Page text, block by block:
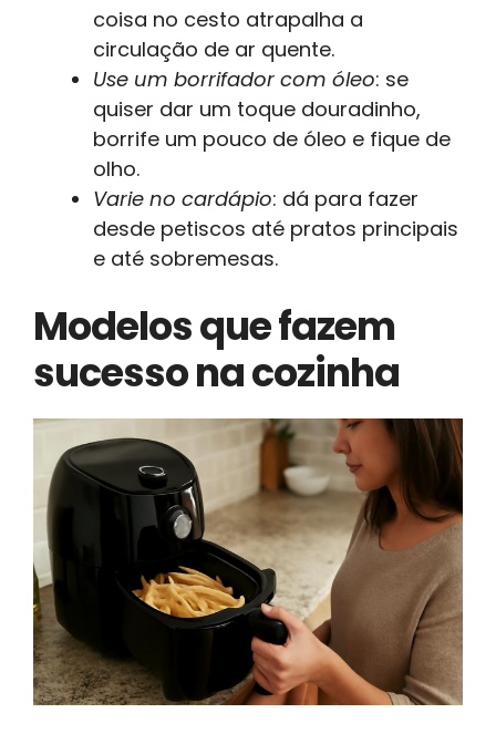
coisa no cesto atrapalha a
circulação de ar quente.
Use um borrifador com óleo: se
quiser dar um toque douradinho,
borrife um pouco de óleo e fique de
olho.
Varie no cardápio: dá para fazer
desde petiscos até pratos principais
e até sobremesas.
Modelos que fazem
sucesso na cozinha